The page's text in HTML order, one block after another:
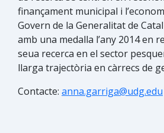
finançament municipal i
Govern de la Generalitat de
amb una medalla l’any 2014 en
seua recerca en el sector
llarga trajectòria en càrrecs de
Contacte: anna.garriga@udg.edu